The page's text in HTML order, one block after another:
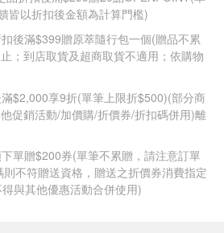
皆以折扣後金額為計算門檻)
後滿$399贈原萃隨行包一個​(贈品不累
；到店取貨及超商取貨不適用；依購物
$2,000享9折(單筆上限折$500)(部分商
促銷活動/加價購/折價券/折扣碼併用)離
單贈$200券(單筆不累贈，請注意訂單
不符贈送資格，贈送之折價券消費指定
與其他優惠活動合併使用)